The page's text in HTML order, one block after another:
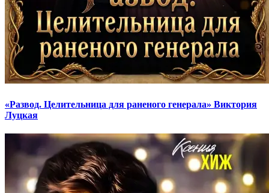
«Развод. Целительница для раненого генерала» Виктория
Луцкая